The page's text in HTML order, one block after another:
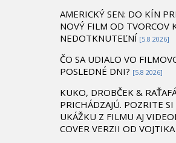
AMERICKÝ SEN: DO KÍN
NOVÝ FILM OD TVORCOV
NEDOTKNUTEĽNÍ [5.8 2026]
ČO SA UDIALO VO
POSLEDNÉ DNI? [5.8 2026]
KUKO, DROBČEK &
PRICHÁDZAJÚ. POZRITE
UKÁŽKU Z FILMU AJ
COVER VERZII OD VOJTIKA